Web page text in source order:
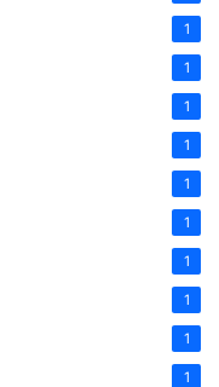
1
1
1
1
1
1
1
1
1
1